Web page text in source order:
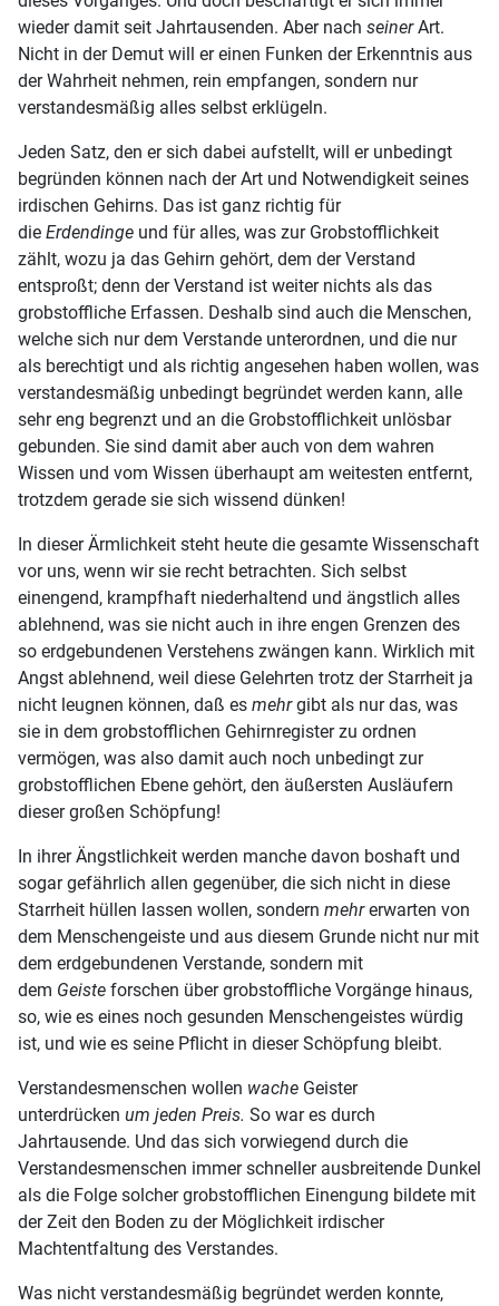
wieder damit seit Jahrtausenden. Aber nach seinerArt.
Nicht in der Demut will er einen Funken der Erkenntnis aus
der Wahrheit nehmen, rein empfangen, sondern nur
verstandesmäßig alles selbst erklügeln.
Jeden Satz, den er sich dabei aufstellt, will er unbedingt
begründen können nach der Art und Notwendigkeit seines
irdischen Gehirns. Das ist ganz richtig für
die Erdendinge und für alles, was zur Grobstofflichkeit
zählt, wozu ja das Gehirn gehört, dem der Verstand
entsproßt; denn der Verstand ist weiter nichts als das
grobstoffliche Erfassen. Deshalb sind auch die Menschen,
welche sich nur dem Verstande unterordnen, und die nur
als berechtigt und als richtig angesehen haben wollen, was
verstandesmäßig unbedingt begründet werden kann, alle
sehr eng begrenzt und an die Grobstofflichkeit unlösbar
gebunden. Sie sind damit aber auch von dem wahren
Wissen und vom Wissen überhaupt am weitesten entfernt,
trotzdem gerade sie sich wissend dünken!
In dieser Ärmlichkeit steht heute die gesamte Wissenschaft
vor uns, wenn wir sie recht betrachten. Sich selbst
einengend, krampfhaft niederhaltend und ängstlich alles
ablehnend, was sie nicht auch in ihre engen Grenzen des
so erdgebundenen Verstehens zwängen kann. Wirklich mit
Angst ablehnend, weil diese Gelehrten trotz der Starrheit ja
nicht leugnen können, daß es mehrgibt als nur das, was
sie in dem grobstofflichen Gehirnregister zu ordnen
vermögen, was also damit auch noch unbedingt zur
grobstofflichen Ebene gehört, den äußersten Ausläufern
dieser großen Schöpfung!
In ihrer Ängstlichkeit werden manche davon boshaft und
sogar gefährlich allen gegenüber, die sich nicht in diese
Starrheit hüllen lassen wollen, sondern mehrerwarten von
dem Menschengeiste und aus diesem Grunde nicht nur mit
dem erdgebundenen Verstande, sondern mit
dem Geiste forschen über grobstoffliche Vorgänge hinaus,
so, wie es eines noch gesunden Menschengeistes würdig
ist, und wie es seine Pflicht in dieser Schöpfung bleibt.
Verstandesmenschen wollen wache Geister
unterdrücken um jeden Preis. So war es durch
Jahrtausende. Und das sich vorwiegend durch die
Verstandesmenschen immer schneller ausbreitende Dunkel
als die Folge solcher grobstofflichen Einengung bildete mit
der Zeit den Boden zu der Möglichkeit irdischer
Machtentfaltung des Verstandes.
Was nicht verstandesmäßig begründet werden konnte,